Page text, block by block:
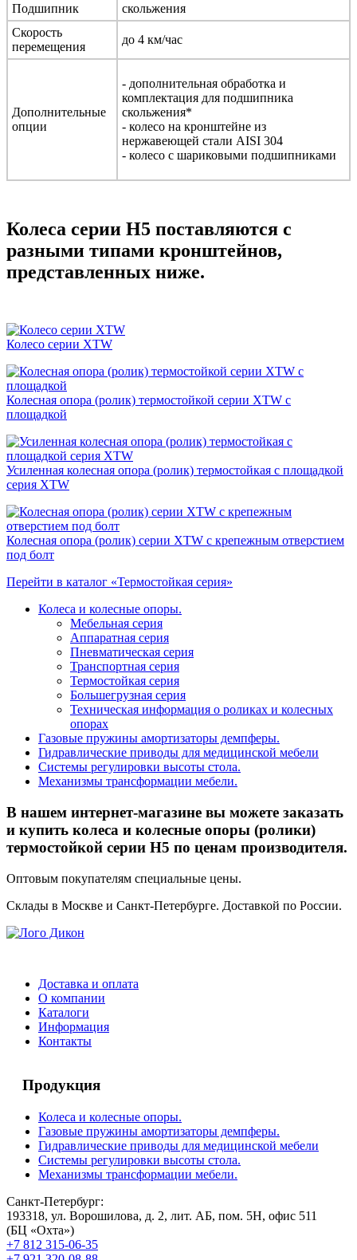
Подшипник
скольжения
Скорость
перемещения
до 4 км/час
Дополнительные
опции
- дополнительная обработка и
комплектация для подшипника
скольжения*
- колесо на кронштейне из
нержавеющей стали AISI 304
- колесо с шариковыми подшипниками
Колеса серии Н5 поставляются с
разными типами кронштейнов,
представленных ниже.
Колесо серии XTW
Колесная опора (ролик) термостойкой серии XTW с
площадкой
Усиленная колесная опора (ролик) термостойкая с площадкой
серия XTW
Колесная опора (ролик) серии XTW с крепежным отверстием
под болт
Перейти в каталог «Термостойкая серия»
Колеса и колесные опоры.
Мебельная серия
Аппаратная серия
Пневматическая серия
Транспортная серия
Термостойкая серия
Большегрузная серия
Техническая информация о роликах и колесных
опорах
Газовые пружины амортизаторы демпферы.
Гидравлические приводы для медицинской мебели
Системы регулировки высоты стола.
Механизмы трансформации мебели.
В нашем интернет-магазине вы можете заказать
и купить колеса и колесные опоры (ролики)
термостойкой серии H5 по ценам производителя.
Оптовым покупателям специальные цены.
Склады в Москве и Санкт-Петербурге. Доставкой по России.
Доставка и оплата
О компании
Каталоги
Информация
Контакты
Продукция
Колеса и колесные опоры.
Газовые пружины амортизаторы демпферы.
Гидравлические приводы для медицинской мебели
Системы регулировки высоты стола.
Механизмы трансформации мебели.
Санкт-Петербург:
193318, ул. Ворошилова, д. 2, лит. АБ, пом. 5Н, офис 511
(БЦ «Охта»)
+7 812 315-06-35